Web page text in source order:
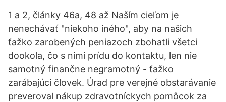
1 a 2, články 46a, 48 až Naším cieľom je
nenechávať "niekoho iného", aby na našich
ťažko zarobených peniazoch zbohatli všetci
dookola, čo s nimi prídu do kontaktu, len nie
samotný finančne negramotný - ťažko
zarábajúci človek. Úrad pre verejné obstarávanie
preveroval nákup zdravotníckych pomôcok za